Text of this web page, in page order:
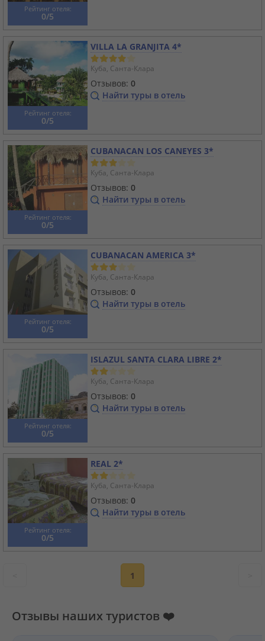
Рейтинг отеля:
0/5
Рейтинг отеля:
0/5
VILLA LA GRANJITA 4*
Куба, Санта-Клара
Отзывов: 0
Найти туры в отель
Рейтинг отеля:
0/5
CUBANACAN LOS CANEYES 3*
Куба, Санта-Клара
Отзывов: 0
Найти туры в отель
Рейтинг отеля:
0/5
CUBANACAN AMERICA 3*
Куба, Санта-Клара
Отзывов: 0
Найти туры в отель
Рейтинг отеля:
0/5
ISLAZUL SANTA CLARA LIBRE 2*
Куба, Санта-Клара
Отзывов: 0
Найти туры в отель
Рейтинг отеля:
0/5
REAL 2*
Куба, Санта-Клара
Отзывов: 0
Найти туры в отель
1
Отзывы наших туристов ❤️